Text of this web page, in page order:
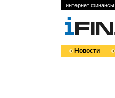
интернет финансы
Новости